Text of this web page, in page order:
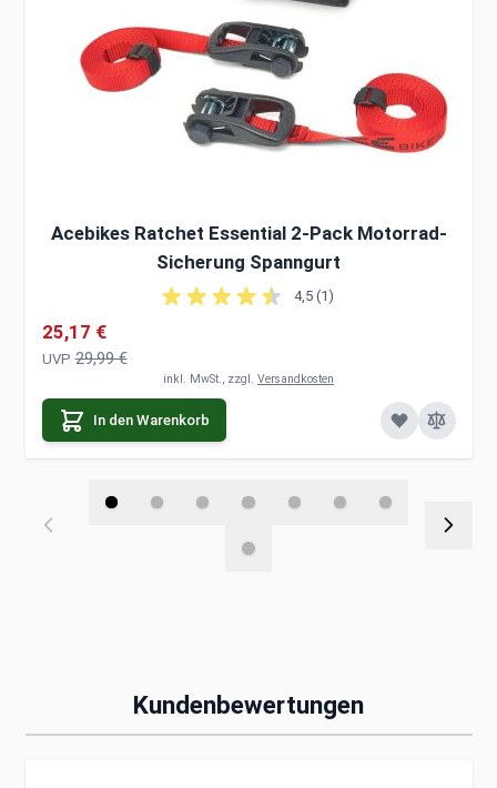
Acebikes Ratchet Essential 2-Pack Motorrad-
Sicherung Spanngurt
4,5 (1)
Sonderpreis
25,17 €
UVP 29,99 €
inkl. MwSt., zzgl. Versandkosten
In den Warenkorb
Kundenbewertungen